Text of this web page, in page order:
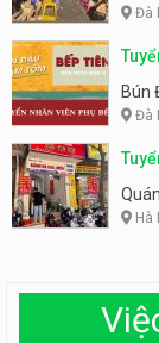
Đà
Tiên
Bún
Đà
Hà